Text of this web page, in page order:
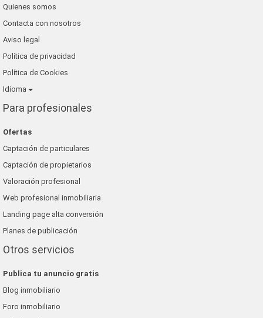
Quienes somos
Contacta con nosotros
Aviso legal
Política de privacidad
Política de Cookies
Idioma
Para profesionales
Ofertas
Captación de particulares
Captación de propietarios
Valoración profesional
Web profesional inmobiliaria
Landing page alta conversión
Planes de publicación
Otros servicios
Publica tu anuncio gratis
Blog inmobiliario
Foro inmobiliario